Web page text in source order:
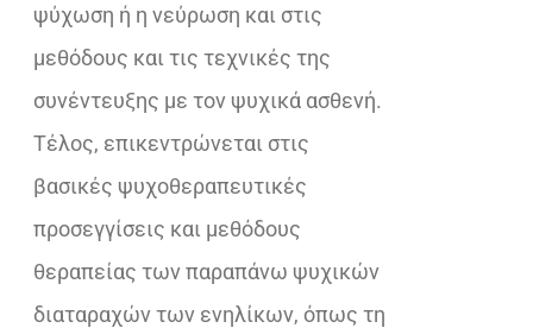
ψύχωση ή η νεύρωση και στις
μεθόδους και τις τεχνικές της
συνέντευξης με τον ψυχικά ασθενή.
Τέλος, επικεντρώνεται στις
βασικές ψυχοθεραπευτικές
προσεγγίσεις και μεθόδους
θεραπείας των παραπάνω ψυχικών
διαταραχών των ενηλίκων, όπως τη